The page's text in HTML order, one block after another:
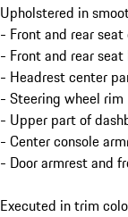
Upholstered in
- Front and rear
- Front and rear
- Headrest center
- Steering wheel rim
- Upper part of
- Center console
- Door armrest and
Executed in trim